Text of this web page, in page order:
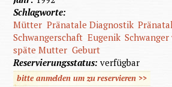
Schlagworte:
Mütter Pränatale Diagnostik
Schwangerschaft Eugenik
späte Mutter Geburt
Reservierungsstatus:verfügbar
bitte anmelden um zu reservieren >>